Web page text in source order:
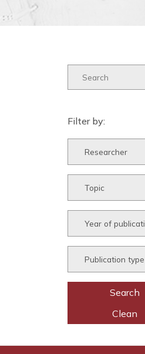
Filter by: